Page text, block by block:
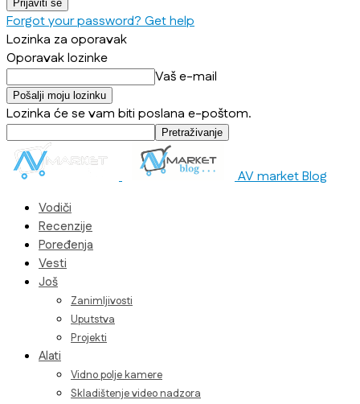
Forgot your password? Get help
Lozinka za oporavak
Oporavak lozinke
Vaš e-mail
Lozinka će se vam biti poslana e-poštom.
AV market Blog
Vodiči
Recenzije
Poređenja
Vesti
Još
Zanimljivosti
Uputstva
Projekti
Alati
Vidno polje kamere
Skladištenje video nadzora